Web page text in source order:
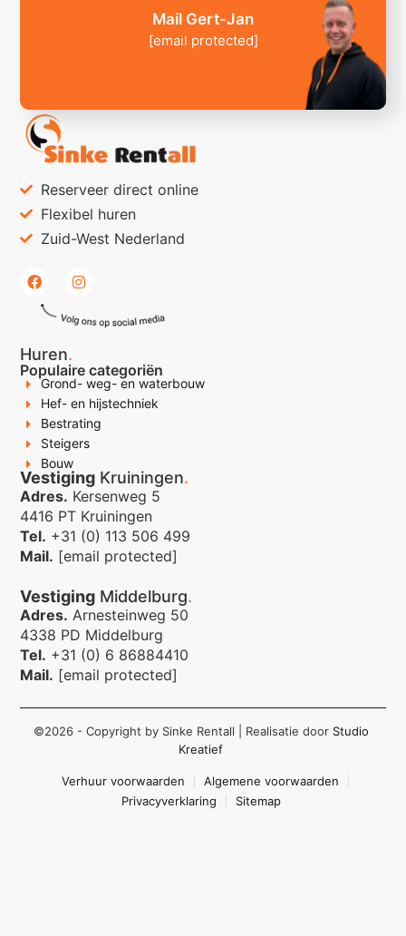
Reserveer direct online
Flexibel huren
Zuid-West Nederland
Huren.
Populaire categoriën
Grond- weg- en waterbouw
Hef- en hijstechniek
Bestrating
Steigers
Bouw
Vestiging Kruiningen.
Adres. Kersenweg 5
4416 PT Kruiningen
Tel. +31 (0) 113 506 499
Mail. [email protected]
Vestiging Middelburg.
Adres. Arnesteinweg 50
4338 PD Middelburg
Tel. +31 (0) 6 86884410
Mail. [email protected]
Mail Gert-Jan
[email protected]
©2026 - Copyright by Sinke Rentall | Realisatie door Studio
Kreatief
Verhuur voorwaarden
Algemene voorwaarden
Privacyverklaring
Sitemap